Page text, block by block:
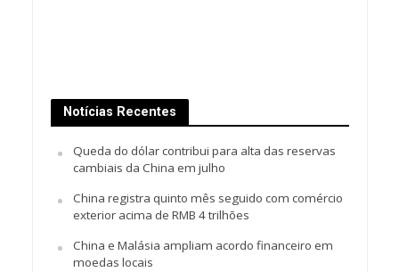
Notícias Recentes
Queda do dólar contribui para alta das reservas
cambiais da China em julho
China registra quinto mês seguido com comércio
exterior acima de RMB 4 trilhões
China e Malásia ampliam acordo financeiro em
moedas locais